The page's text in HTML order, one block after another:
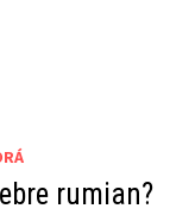
rumian?